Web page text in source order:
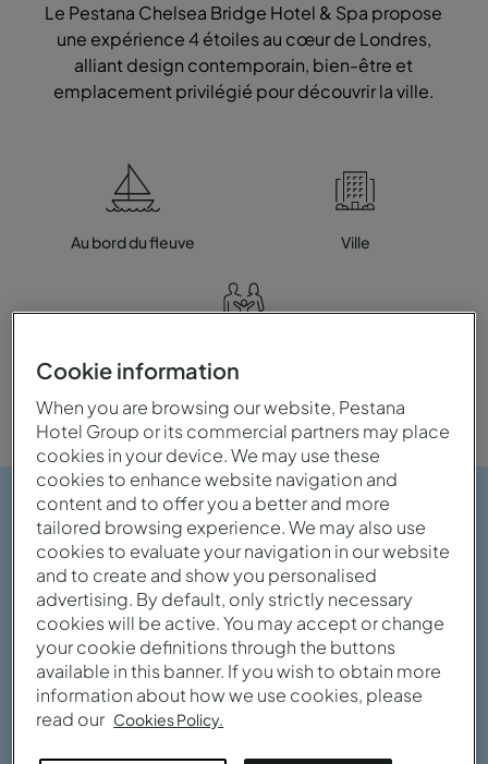
Le Pestana Chelsea Bridge Hotel & Spa propose
une expérience 4 étoiles au cœur de Londres,
alliant design contemporain, bien-être et
emplacement privilégié pour découvrir la ville.
Au bord du fleuve Ville
Cookie information
When you are browsing our website, Pestana
Hotel Group or its commercial partners may place
cookies in your device. We may use these
cookies to enhance website navigation and
content and to offer you a better and more
tailored browsing experience. We may also use
cookies to evaluate your navigation in our website
and to create and show you personalised
advertising. By default, only strictly necessary
cookies will be active. You may accept or change
your cookie definitions through the buttons
available in this banner. If you wish to obtain more
information about how we use cookies, please
read our Cookies Policy.